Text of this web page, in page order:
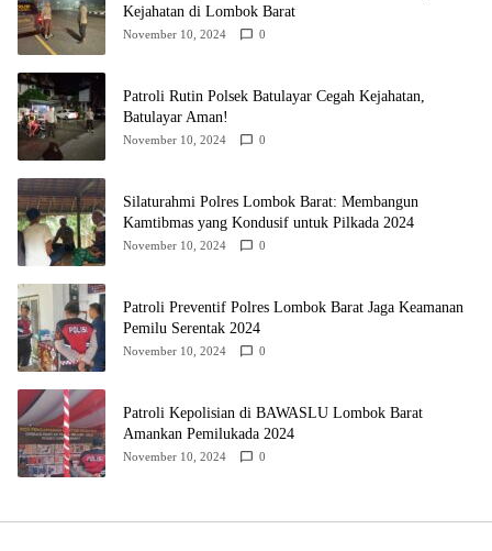
Kejahatan di Lombok Barat
November 10, 2024 0
Patroli Rutin Polsek Batulayar Cegah Kejahatan,
Batulayar Aman!
November 10, 2024 0
Silaturahmi Polres Lombok Barat: Membangun
Kamtibmas yang Kondusif untuk Pilkada 2024
November 10, 2024 0
Patroli Preventif Polres Lombok Barat Jaga Keamanan
Pemilu Serentak 2024
November 10, 2024 0
Patroli Kepolisian di BAWASLU Lombok Barat
Amankan Pemilukada 2024
November 10, 2024 0